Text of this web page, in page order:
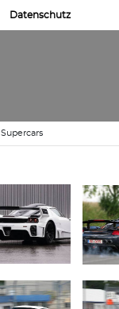
Datenschutz
Supercars